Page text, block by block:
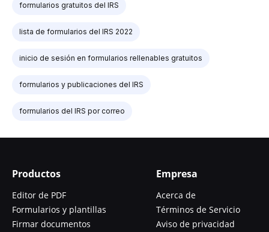
formularios gratuitos del IRS
lista de formularios del IRS 2022
inicio de sesión en formularios rellenables gratuitos
formularios y publicaciones del IRS
formularios del IRS por correo
Productos
Editor de PDF
Formularios y plantillas
Firmar documentos
Empresa
Acerca de
Términos de Servicio
Aviso de privacidad